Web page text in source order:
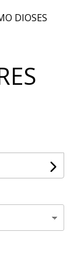
DIOSES